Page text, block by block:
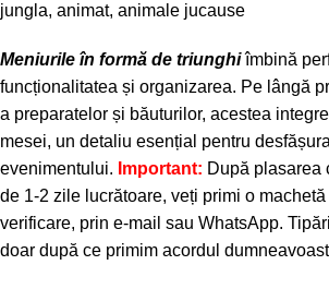
jungla, animat, animale jucause
Meniurile în formă de triunghiîmbină
funcționalitatea și organizarea. Pe lângă
a preparatelor și băuturilor, acestea
mesei, un detaliu esențial pentru
evenimentului. Important: După plasarea
de 1-2 zile lucrătoare, veți primi o
verificare, prin e-mail sau WhatsApp.
doar după ce primim acordul